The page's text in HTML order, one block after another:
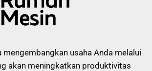
usaha Anda melalui
akan meningkatkan produktivitas